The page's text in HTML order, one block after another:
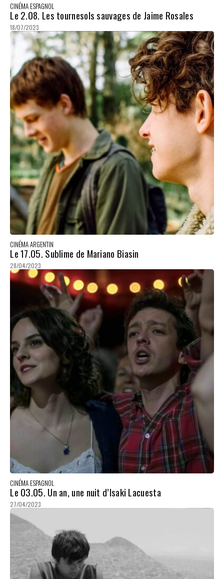
CINÉMA ESPAGNOL
Le 2.08. Les tournesols sauvages de Jaime Rosales
18/07/2023
CINÉMA ARGENTIN
Le 17.05. Sublime de Mariano Biasin
28/04/2023
CINÉMA ESPAGNOL
Le 03.05. Un an, une nuit d’Isaki Lacuesta
27/04/2023